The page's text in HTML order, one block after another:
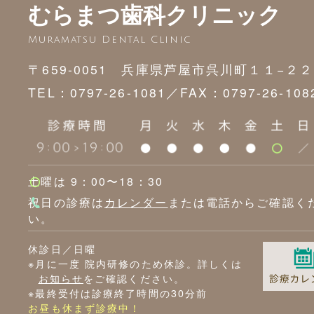
むらまつ歯科クリニック
Muramatsu Dental Clinic
〒659-0051 兵庫県芦屋市呉川町１１−２２
TEL：0797-26-1081／ FAX：0797-26-
土曜は 9：00〜18：30
祝日の診療は カレンダー または電話からご確認く
い。
休診日／日曜
※月に一度 院内研修のため休診。詳しくは
お知らせ をご確認ください。
※最終受付は診療終了時間の30分前
お昼も休まず診療中！